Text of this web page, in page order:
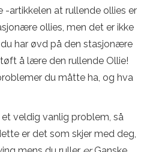
-artikkelen at rullende ollies er
ollies, men det er ikke
har øvd på den stasjonære
å lære den rullende Ollie!
du måtte ha, og hva
veldig vanlig problem, så
er det som skjer med deg,